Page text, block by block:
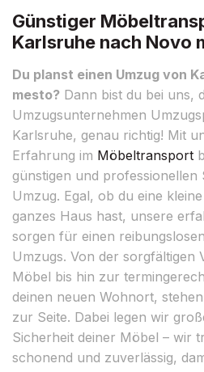
Günstiger
Karlsruhe nach Novo
Du planst einen Umzug von
mesto? Dann bist du bei uns,
Umzugsunternehmen
Karlsruhe, genau richtig! Mit
Erfahrung im Möbeltransport
günstigen und professionellen
Umzug. Egal, ob du eine
ganzes Haus hast, unsere
sorgen für einen
Umzugs. Von der sorgfältigen
Möbel bis hin zur
deinen neuen Wohnort,
zur Seite. Dabei legen wir
Sicherheit deiner Möbel – wir
schonend und zuverlässig,